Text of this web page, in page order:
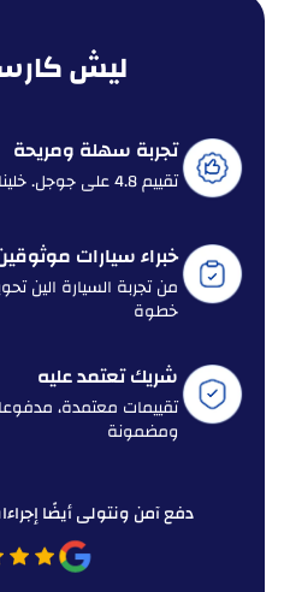
ليش
تجربة سهلة ومريحة
تقييم 4.8 على جوجل. خليناها سهلة وبسيطة!
خبراء سيارات
من تجربة السيارة الين
خطوة
شريك تعتمد عليه
تقييمات معتمدة،
ومضمونة
دفع آمن ونتولى أيضًا